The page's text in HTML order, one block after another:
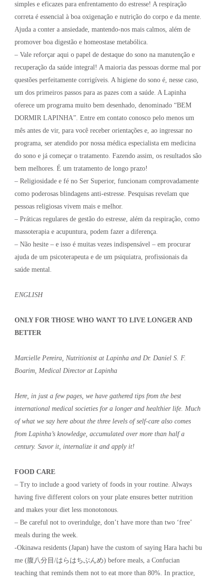
simples e eficazes para enfrentamento do estresse! A respiração
correta é essencial à boa oxigenação e nutrição do corpo e da mente.
Ajuda a conter a ansiedade, mantendo-nos mais calmos, além de
promover boa digestão e homeostase metabólica.
– Vale reforçar aqui o papel de destaque do sono na manutenção e
recuperação da saúde integral! A maioria das pessoas dorme mal por
questões perfeitamente corrigíveis. A higiene do sono é, nesse caso,
um dos primeiros passos para as pazes com a saúde. A Lapinha
oferece um programa muito bem desenhado, denominado “BEM
DORMIR LAPINHA”. Entre em contato conosco pelo menos um
mês antes de vir, para você receber orientações e, ao ingressar no
programa, ser atendido por nossa médica especialista em medicina
do sono e já começar o tratamento. Fazendo assim, os resultados são
bem melhores. É um tratamento de longo prazo!
– Religiosidade e fé no Ser Superior, funcionam comprovadamente
como poderosas blindagens anti-estresse. Pesquisas revelam que
pessoas religiosas vivem mais e melhor.
– Práticas regulares de gestão do estresse, além da respiração, como
massoterapia e acupuntura, podem fazer a diferença.
– Não hesite – e isso é muitas vezes indispensável – em procurar
ajuda de um psicoterapeuta e de um psiquiatra, profissionais da
saúde mental.
ENGLISH
ONLY FOR THOSE WHO WANT TO LIVE LONGER AND
BETTER
Marcielle Pereira, Nutritionist at Lapinha and Dr. Daniel S. F.
Boarim, Medical Director at Lapinha
Here, in just a few pages, we have gathered tips from the best
international medical societies for a longer and healthier life. Much
of what we say here about the three levels of self-care also comes
from Lapinha’s knowledge, accumulated over more than half a
century. Savor it, internalize it and apply it!
FOOD CARE
– Try to include a good variety of foods in your routine. Always
having five different colors on your plate ensures better nutrition
and makes your diet less monotonous.
– Be careful not to overindulge, don’t have more than two ‘free’
meals during the week.
-Okinawa residents (Japan) have the custom of saying Hara hachi bu
me (腹八分目/はらはちぶんめ) before meals, a Confucian
teaching that reminds them not to eat more than 80%. In practice,